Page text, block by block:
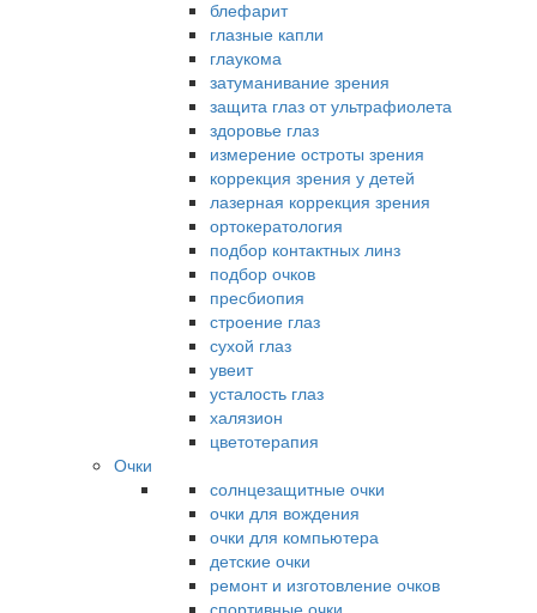
блефарит
глазные капли
глаукома
затуманивание зрения
защита глаз от ультрафиолета
здоровье глаз
измерение остроты зрения
коррекция зрения у детей
лазерная коррекция зрения
ортокератология
подбор контактных линз
подбор очков
пресбиопия
строение глаз
сухой глаз
увеит
усталость глаз
халязион
цветотерапия
Очки
солнцезащитные очки
очки для вождения
очки для компьютера
детские очки
ремонт и изготовление очков